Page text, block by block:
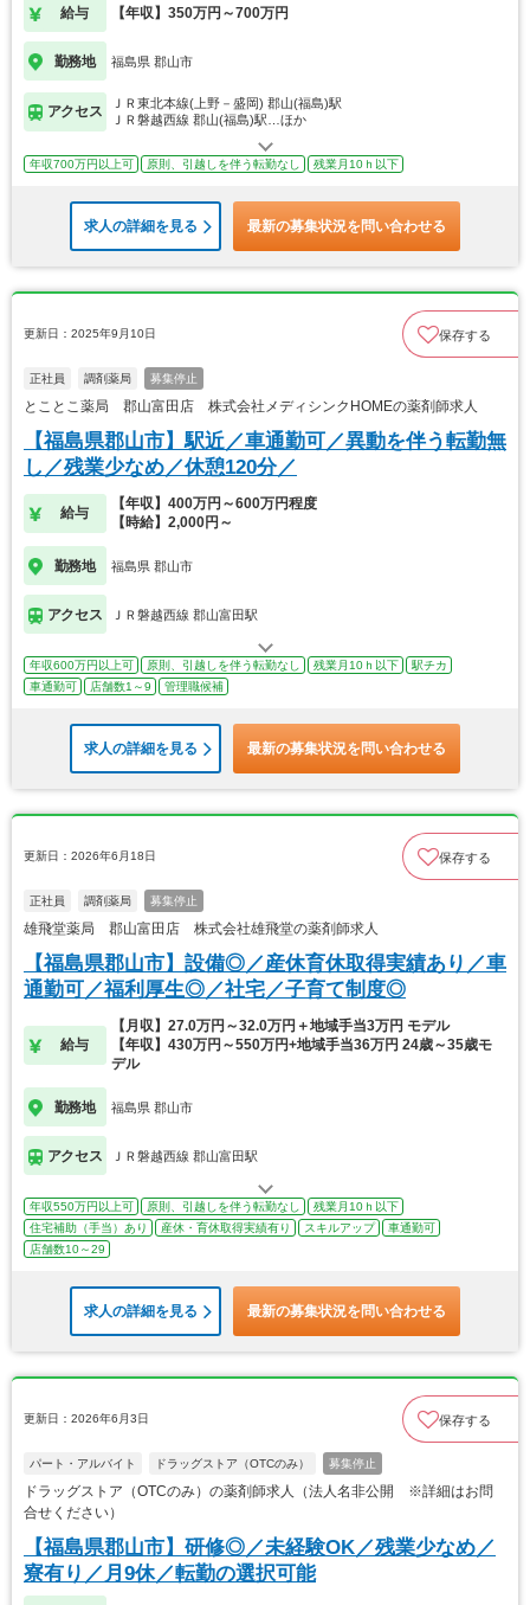
給与 【年収】350万円～700万円
勤務地 福島県 郡山市
アクセス
ＪＲ東北本線(上野－盛岡) 郡山(福島)駅
ＪＲ磐越西線 郡山(福島)駅…ほか
年収700万円以上可 原則、引越しを伴う転勤なし 残業月10ｈ以下
求人の詳細を見る 最新の募集状況を問い合わせる
更新日：2025年9月10日 保存する
正社員 調剤薬局 募集停止
とことこ薬局 郡山富田店 株式会社メディシンクHOMEの薬剤師求人
【福島県郡山市】駅近／車通勤可／異動を伴う転勤無
し／残業少なめ／休憩120分／
給与
【年収】400万円～600万円程度
【時給】2,000円～
勤務地 福島県 郡山市
アクセス ＪＲ磐越西線 郡山富田駅
年収600万円以上可 原則、引越しを伴う転勤なし 残業月10ｈ以下
駅チカ
車通勤可
店舗数1～9 管理職候補
求人の詳細を見る 最新の募集状況を問い合わせる
更新日：2026年6月18日 保存する
正社員 調剤薬局 募集停止
雄飛堂薬局 郡山富田店 株式会社雄飛堂の薬剤師求人
【福島県郡山市】設備◎／産休育休取得実績あり／車
通勤可／福利厚生◎／社宅／子育て制度◎
給与
【月収】27.0万円～32.0万円＋地域手当3万円 モデル
【年収】430万円～550万円+地域手当36万円 24歳～35歳モ
デル
勤務地 福島県 郡山市
アクセス ＪＲ磐越西線 郡山富田駅
年収550万円以上可 原則、引越しを伴う転勤なし
残業月10ｈ以下
住宅補助（手当）あり
産休・育休取得実績有り スキルアップ
車通勤可
店舗数10～29
求人の詳細を見る 最新の募集状況を問い合わせる
更新日：2026年6月3日 保存する
パート・アルバイト ドラッグストア（OTCのみ） 募集停止
ドラッグストア（OTCのみ）の薬剤師求人（法人名非公開 ※詳細はお問
合せください）
【福島県郡山市】研修◎／未経験OK／残業少なめ／
寮有り／月9休／転勤の選択可能